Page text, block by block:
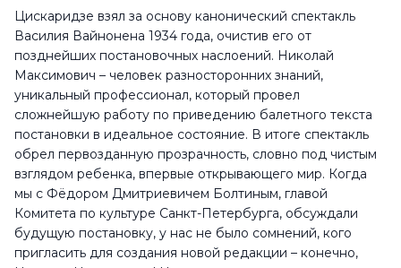
Цискаридзе взял за основу канонический спектакль
Василия Вайнонена 1934 года, очистив его от
позднейших постановочных наслоений. Николай
Максимович – человек разносторонних знаний,
уникальный профессионал, который провел
сложнейшую работу по приведению балетного текста
постановки в идеальное состояние. В итоге спектакль
обрел первозданную прозрачность, словно под чистым
взглядом ребенка, впервые открывающего мир. Когда
мы с Фёдором Дмитриевичем Болтиным, главой
Комитета по культуре Санкт-Петербурга, обсуждали
будущую постановку, у нас не было сомнений, кого
пригласить для создания новой редакции – конечно,